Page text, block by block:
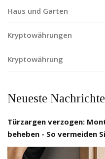
Haus und Garten
Kryptowährungen
Kryptowährung
Neueste
Türzargen verzogen:
beheben - So vermeiden